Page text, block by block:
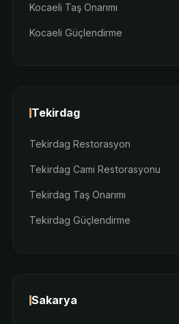
Kocaeli Taş Onarımı
Kocaeli Güçlendirme
Tekirdag
Tekirdag Restorasyon
Tekirdag Cami Restorasyonu
Tekirdag Taş Onarımı
Tekirdag Güçlendirme
Sakarya